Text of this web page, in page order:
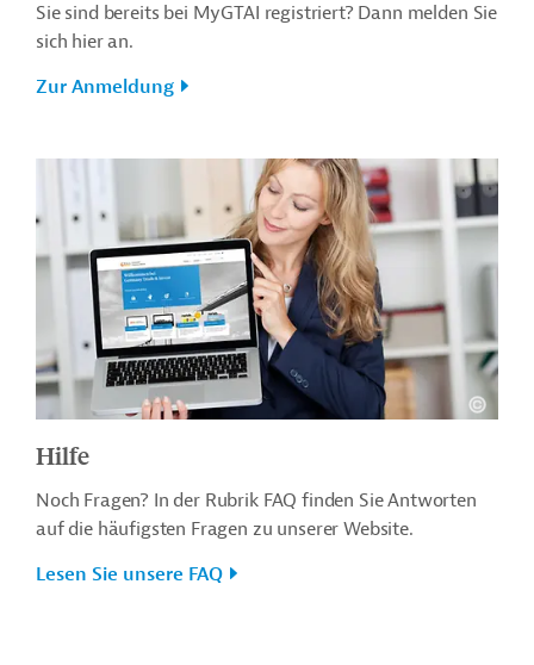
Sie sind bereits bei MyGTAI registriert? Dann melden Sie
sich hier an.
Zur Anmeldung
Hilfe
Noch Fragen? In der Rubrik FAQ finden Sie Antworten
auf die häufigsten Fragen zu unserer Website.
Lesen Sie unsere FAQ